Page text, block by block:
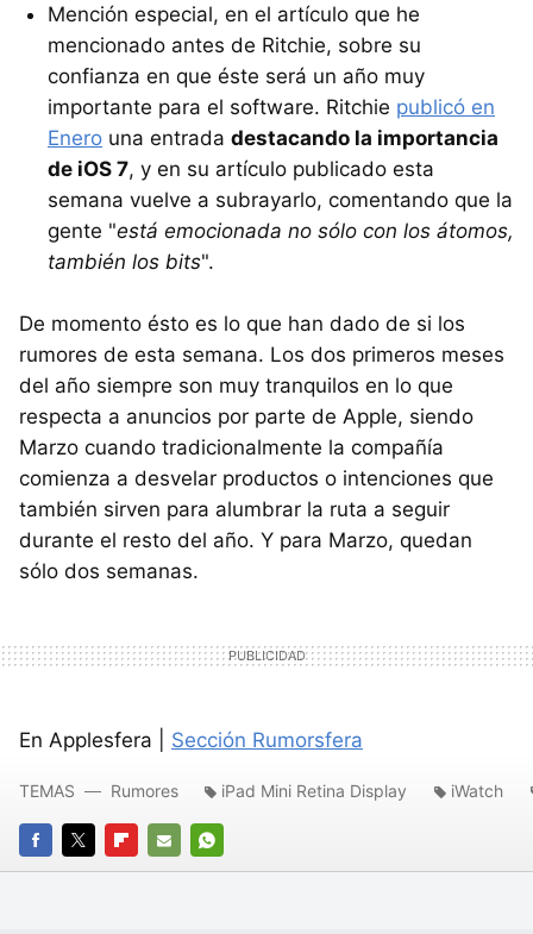
Mención especial, en el artículo que he
mencionado antes de Ritchie, sobre su
confianza en que éste será un año muy
importante para el software. Ritchie publicó en
Enero una entrada destacando la importancia
de iOS 7, y en su artículo publicado esta
semana vuelve a subrayarlo, comentando que la
gente "está emocionada no sólo con los átomos,
también los bits".
De momento ésto es lo que han dado de si los
rumores de esta semana. Los dos primeros meses
del año siempre son muy tranquilos en lo que
respecta a anuncios por parte de Apple, siendo
Marzo cuando tradicionalmente la compañía
comienza a desvelar productos o intenciones que
también sirven para alumbrar la ruta a seguir
durante el resto del año. Y para Marzo, quedan
sólo dos semanas.
En Applesfera | Sección Rumorsfera
FACEBOOK
TWITTERFLIPBOARD
E-
WHATSAPP
TEMAS Rumores iPad Mini Retina Display iWatch